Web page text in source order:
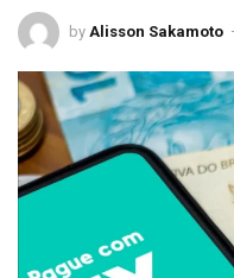
by Alisson Sakamoto